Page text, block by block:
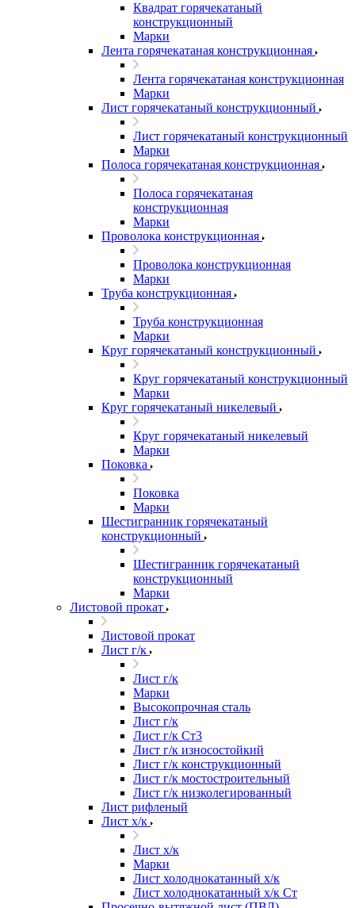
Квадрат горячекатаный
конструкционный
Марки
Лента горячекатаная конструкционная
Лента горячекатаная конструкционная
Марки
Лист горячекатаный конструкционный
Лист горячекатаный конструкционный
Марки
Полоса горячекатаная конструкционная
Полоса горячекатаная
конструкционная
Марки
Проволока конструкционная
Проволока конструкционная
Марки
Труба конструкционная
Труба конструкционная
Марки
Круг горячекатаный конструкционный
Круг горячекатаный конструкционный
Марки
Круг горячекатаный никелевый
Круг горячекатаный никелевый
Марки
Поковка
Поковка
Марки
Шестигранник горячекатаный
конструкционный
Шестигранник горячекатаный
конструкционный
Марки
Листовой прокат
Листовой прокат
Лист г/к
Лист г/к
Марки
Высокопрочная сталь
Лист г/к
Лист г/к Ст3
Лист г/к износостойкий
Лист г/к конструкционный
Лист г/к мостостроительный
Лист г/к низколегированный
Лист рифленый
Лист х/к
Лист х/к
Марки
Лист холоднокатанный х/к
Лист холоднокатанный х/к Ст